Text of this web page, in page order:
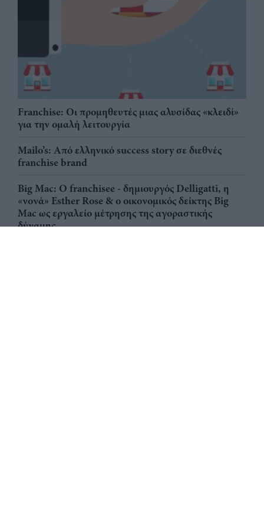
Franchise: Οι προμηθευτές μιας αλυσίδας «κλειδί»
για την ομαλή λειτουργία
Mailo’s: Από ελληνικό success story σε διεθνές
franchise brand
Big Mac: Ο franchisee - δημιουργός Delligatti, η
«νονά» Esther Rose & ο οικονομικός δείκτης Big
Mac ως εργαλείο μέτρησης της αγοραστικής
δύναμης